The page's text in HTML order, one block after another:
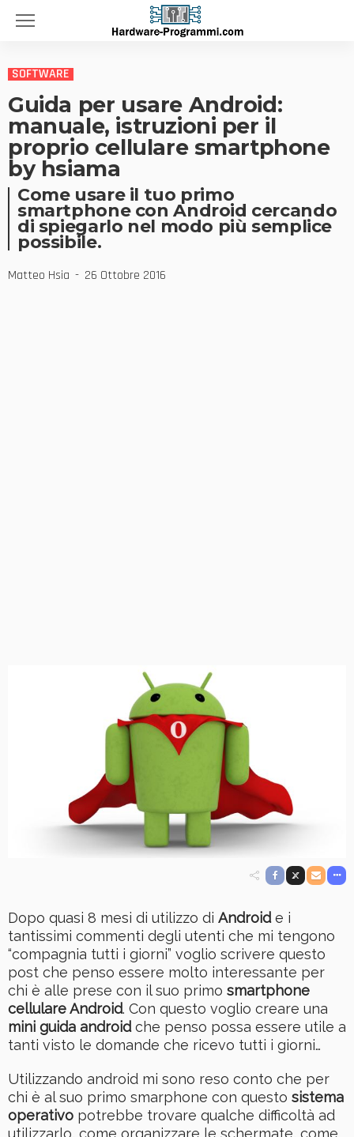
SOFTWARE
Guida per usare Android:
manuale, istruzioni per il
proprio cellulare smartphone
by hsiama
Come usare il tuo primo
smartphone con Android cercando
di spiegarlo nel modo più semplice
possibile.
Matteo Hsia 26 Ottobre 2016
Dopo quasi 8 mesi di utilizzo di Androide i
tantissimi commenti degli utenti che mi tengono
“compagnia tutti i giorni” voglio scrivere questo
post che penso essere molto interessante per
chi è alle prese con il suo primo smartphone
cellulare Android. Con questo voglio creare una
mini guida androidche penso possa essere utile a
tanti visto le domande che ricevo tutti i giorni…
Utilizzando android mi sono reso conto che per
chi è al suo primo smarphone con questo sistema
operativo potrebbe trovare qualche difficoltà ad
utilizzarlo, come organizzare le schermate, come